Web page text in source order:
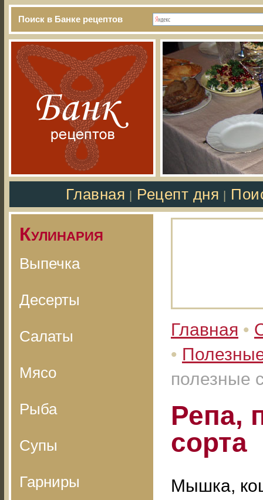
Поиск в Банке рецептов
Главная Рецепт дня
Кулинария
Выпечка
Десерты
Салаты
Мясо
Рыба
Супы
Гарниры
Главная •
•
полезные
Репа,
сорта
Мышка,